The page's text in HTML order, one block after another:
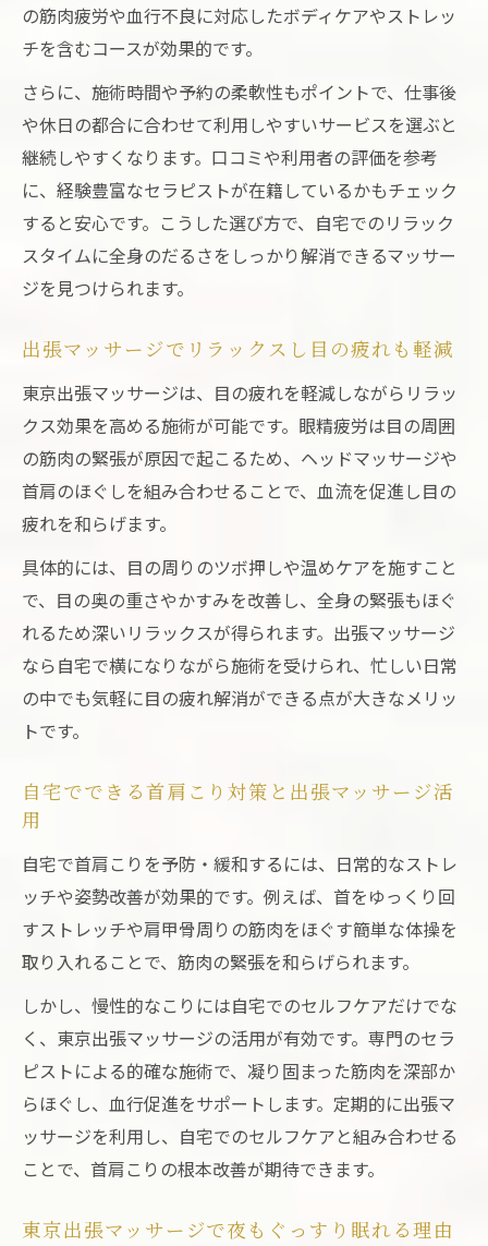
の筋肉疲労や血行不良に対応したボディケアやストレッ
チを含むコースが効果的です。
さらに、施術時間や予約の柔軟性もポイントで、仕事後
や休日の都合に合わせて利用しやすいサービスを選ぶと
継続しやすくなります。口コミや利用者の評価を参考
に、経験豊富なセラピストが在籍しているかもチェック
すると安心です。こうした選び方で、自宅でのリラック
スタイムに全身のだるさをしっかり解消できるマッサー
ジを見つけられます。
出張マッサージでリラックスし目の疲れも軽減
東京出張マッサージは、目の疲れを軽減しながらリラッ
クス効果を高める施術が可能です。眼精疲労は目の周囲
の筋肉の緊張が原因で起こるため、ヘッドマッサージや
首肩のほぐしを組み合わせることで、血流を促進し目の
疲れを和らげます。
具体的には、目の周りのツボ押しや温めケアを施すこと
で、目の奥の重さやかすみを改善し、全身の緊張もほぐ
れるため深いリラックスが得られます。出張マッサージ
なら自宅で横になりながら施術を受けられ、忙しい日常
の中でも気軽に目の疲れ解消ができる点が大きなメリッ
トです。
自宅でできる首肩こり対策と出張マッサージ活
用
自宅で首肩こりを予防・緩和するには、日常的なストレ
ッチや姿勢改善が効果的です。例えば、首をゆっくり回
すストレッチや肩甲骨周りの筋肉をほぐす簡単な体操を
取り入れることで、筋肉の緊張を和らげられます。
しかし、慢性的なこりには自宅でのセルフケアだけでな
く、東京出張マッサージの活用が有効です。専門のセラ
ピストによる的確な施術で、凝り固まった筋肉を深部か
らほぐし、血行促進をサポートします。定期的に出張マ
ッサージを利用し、自宅でのセルフケアと組み合わせる
ことで、首肩こりの根本改善が期待できます。
東京出張マッサージで夜もぐっすり眠れる理由